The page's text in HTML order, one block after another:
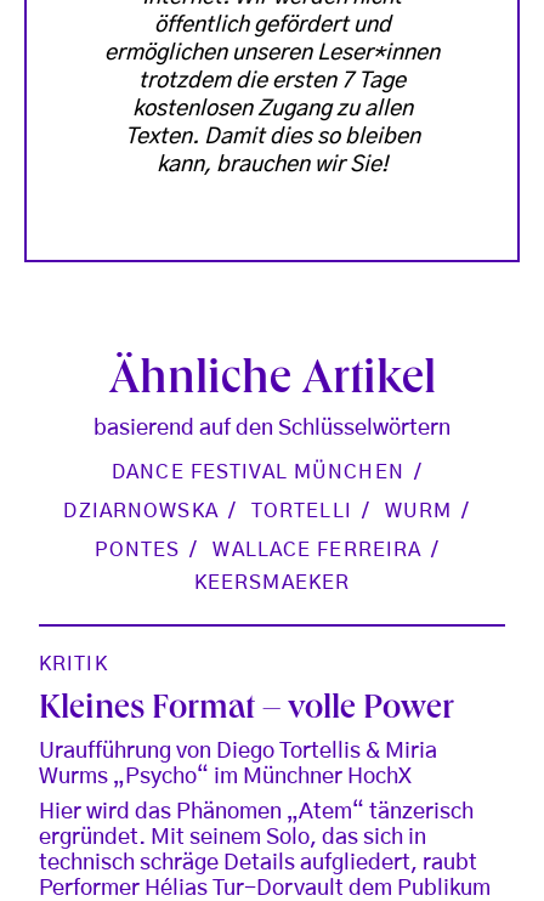
öffentlich gefördert und
ermöglichen unseren Leser*innen
trotzdem die ersten 7 Tage
kostenlosen Zugang zu allen
Texten. Damit dies so bleiben
kann, brauchen wir Sie!
Ähnliche Artikel
basierend auf den Schlüsselwörtern
DANCE FESTIVAL MÜNCHEN
DZIARNOWSKA
TORTELLI
WURM
PONTES
WALLACE FERREIRA
KEERSMAEKER
KRITIK
Kleines Format – volle Power
Uraufführung von Diego Tortellis & Miria
Wurms „Psycho“ im Münchner HochX
Hier wird das Phänomen „Atem“ tänzerisch
ergründet. Mit seinem Solo, das sich in
technisch schräge Details aufgliedert, raubt
Performer Hélias Tur-Dorvault dem Publikum